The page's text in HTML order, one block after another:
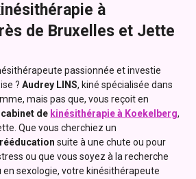
à
de Bruxelles et Jette
passionnée et investie
?Audrey LINS, kiné spécialisée dans
mais pas que, vous reçoit en
cabinet de kinésithérapie à Koekelberg,
Que vous cherchiez un
rééducationsuite à une chute ou pour
ou que vous soyez à la recherche
en sexologie, votre kinésithérapeute